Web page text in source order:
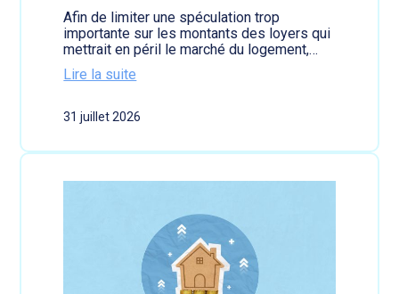
n
v
e
n
s
d
u
a
e
t
e
a
n
Afin de limiter une spéculation trop
importante sur les montants des loyers qui
mettrait en péril le marché du logement,…
Lire la suite
n
a
r
d
31 juillet 2026